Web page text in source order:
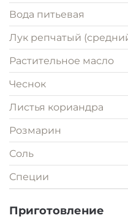
Вода питьевая
Лук репчатый
Растительное масло
Чеснок
Листья кориандра
Розмарин
Соль
Специи
Приготовление